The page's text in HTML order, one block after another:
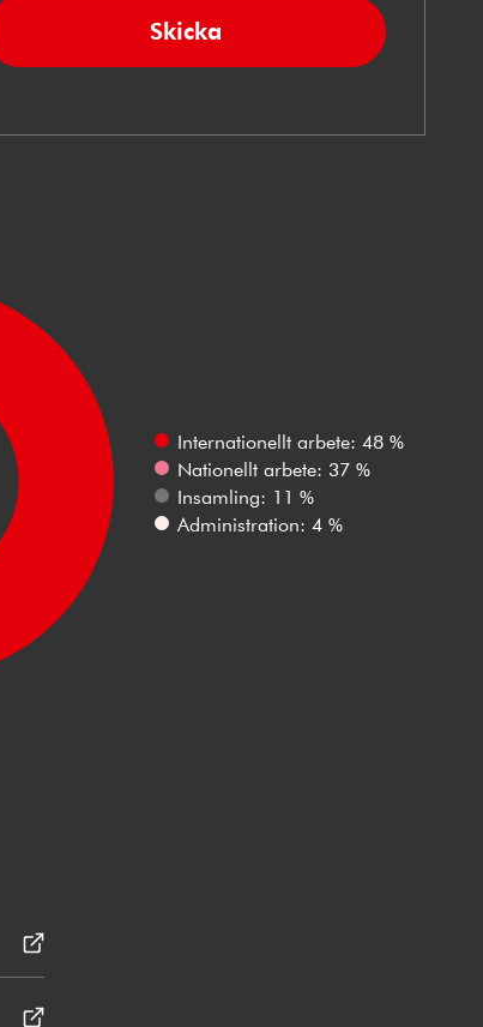
Skicka
Internationellt arbete: 48 %
Nationellt arbete: 37 %
Insamling: 11 %
Administration: 4 %